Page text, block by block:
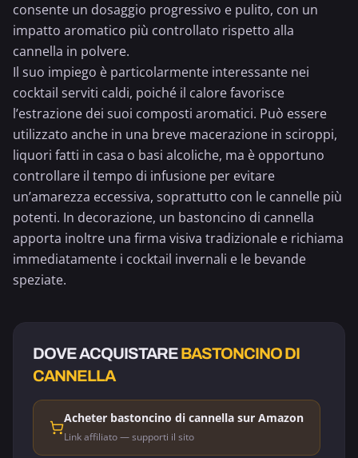
consente un dosaggio progressivo e pulito, con un
impatto aromatico più controllato rispetto alla
cannella in polvere.
Il suo impiego è particolarmente interessante nei
cocktail serviti caldi, poiché il calore favorisce
l’estrazione dei suoi composti aromatici. Può essere
utilizzato anche in una breve macerazione in sciroppi,
liquori fatti in casa o basi alcoliche, ma è opportuno
controllare il tempo di infusione per evitare
un’amarezza eccessiva, soprattutto con le cannelle più
potenti. In decorazione, un bastoncino di cannella
apporta inoltre una firma visiva tradizionale e richiama
immediatamente i cocktail invernali e le bevande
speziate.
DOVE ACQUISTAREBASTONCINO DI
CANNELLA
Acheter bastoncino di cannella sur Amazon
Link affiliato — supporti il sito